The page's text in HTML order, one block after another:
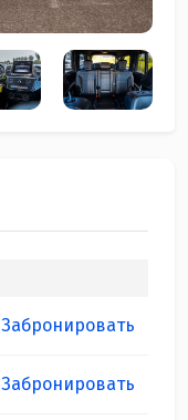
Забронировать
Забронировать